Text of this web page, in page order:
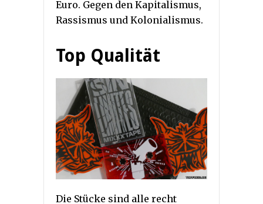
Euro. Gegen den Kapitalismus,
Rassismus und Kolonialismus.
Top Qualität
Die Stücke sind alle recht